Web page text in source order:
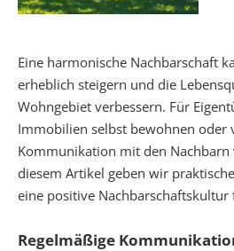
Eine harmonische Nachbarschaft
erheblich steigern und die
Wohngebiet verbessern. Für
Immobilien selbst bewohnen oder
Kommunikation mit den
diesem Artikel geben wir
eine positive
Regelmäßige